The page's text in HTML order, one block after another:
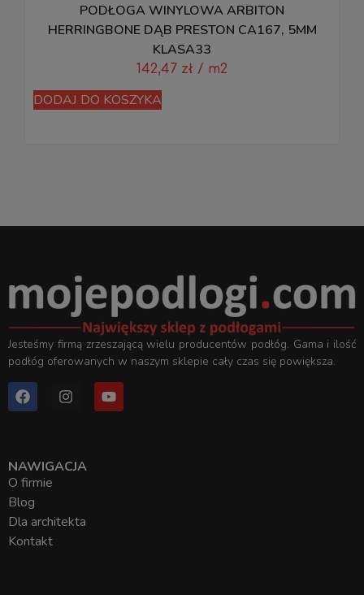
PODŁOGA WINYLOWA ARBITON
HERRINGBONE DĄB PRESTON CA167, 5MM
KLASA33
142,47 zł / m2
DODAJ DO KOSZYKA
Jesteśmy firmą zrzeszającą wielu producentów podłóg. Gama i ilość
podłóg oferowanych w naszym sklepie cały czas się powiększa.
NAWIGACJA
O firmie
Blog
Dla architekta
Kontakt